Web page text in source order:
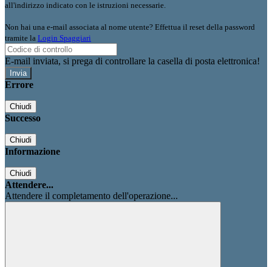
all'indirizzo indicato con le istruzioni necessarie.
Non hai una e-mail associata al nome utente? Effettua il reset della password
tramite la Login Spaggiari
E-mail inviata, si prega di controllare la casella di posta elettronica!
Errore
Chiudi
Successo
Chiudi
Informazione
Chiudi
Attendere...
Attendere il completamento dell'operazione...